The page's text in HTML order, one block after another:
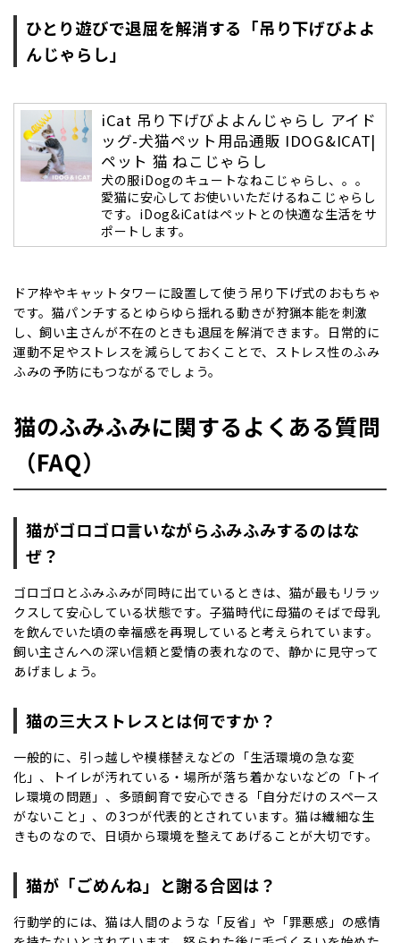
ひとり遊びで退屈を解消する「吊り下げびよよ
んじゃらし」
iCat 吊り下げびよよんじゃらし アイド
ッグ-犬猫ペット用品通販 IDOG&ICAT|
ペット 猫 ねこじゃらし
犬の服iDogのキュートなねこじゃらし、。。
愛猫に安心してお使いいただけるねこじゃらし
です。iDog&iCatはペットとの快適な生活をサ
ポートします。
ドア枠やキャットタワーに設置して使う吊り下げ式のおもちゃ
です。猫パンチするとゆらゆら揺れる動きが狩猟本能を刺激
し、飼い主さんが不在のときも退屈を解消できます。日常的に
運動不足やストレスを減らしておくことで、ストレス性のふみ
ふみの予防にもつながるでしょう。
猫のふみふみに関するよくある質問
（FAQ）
猫がゴロゴロ言いながらふみふみするのはな
ぜ？
ゴロゴロとふみふみが同時に出ているときは、猫が最もリラッ
クスして安心している状態です。子猫時代に母猫のそばで母乳
を飲んでいた頃の幸福感を再現していると考えられています。
飼い主さんへの深い信頼と愛情の表れなので、静かに見守って
あげましょう。
猫の三大ストレスとは何ですか？
一般的に、引っ越しや模様替えなどの「生活環境の急な変
化」、トイレが汚れている・場所が落ち着かないなどの「トイ
レ環境の問題」、多頭飼育で安心できる「自分だけのスペース
がないこと」、の3つが代表的とされています。猫は繊細な生
きものなので、日頃から環境を整えてあげることが大切です。
猫が「ごめんね」と謝る合図は？
行動学的には、猫は人間のような「反省」や「罪悪感」の感情